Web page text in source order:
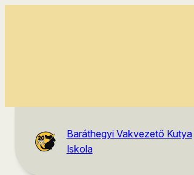
Baráthegyi Vakvezető Kutya
Iskola